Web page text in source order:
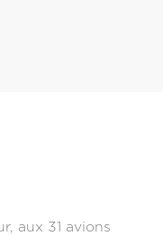
aux 31 avions